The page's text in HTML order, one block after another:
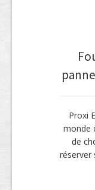
Proxi
monde
de
réserver